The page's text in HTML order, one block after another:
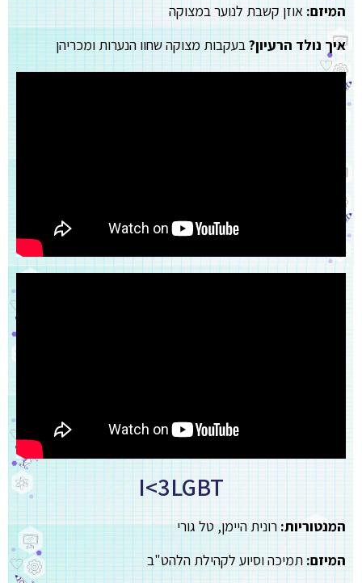
המיזם: אוזן קשבת לנוער במצוקה
איך נולד הרעיון? בעקבות מצוקה שחוו הנערות ומכריהן
I<3LGBT
המנטוריות: רונית היימן, טל גורי
המיזם: תמיכה וסיוע לקהילת הלהט"ב